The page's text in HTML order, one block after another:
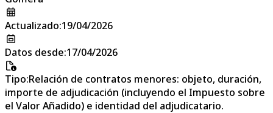
Actualizado:19/04/2026
Datos desde:17/04/2026
Tipo:Relación de contratos menores: objeto, duración,
importe de adjudicación (incluyendo el Impuesto sobre
el Valor Añadido) e identidad del adjudicatario.